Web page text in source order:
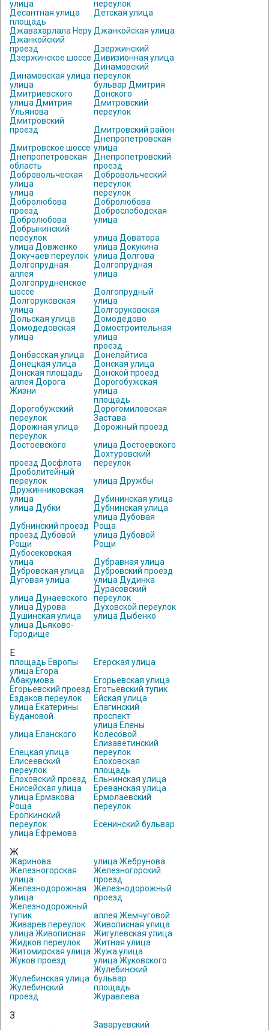
улица
переулок
Десантная улица
Детская улица
площадь
Джавахарлала Неру Джанкойская улица
Джанкойский
проезд
Дзержинский
Дзержинское шоссе Дивизионная улица
Динамовская улица
Динамовский
переулок
улица
Дмитриевского
бульвар Дмитрия
Донского
улица Дмитрия
Ульянова
Дмитровский
переулок
Дмитровский
проезд
Дмитровский район
Дмитровское шоссе
Днепропетровская
улица
Днепропетровская
область
Днепропетровский
проезд
Добровольческая
улица
Добровольческий
переулок
улица
Добролюбова
переулок
Добролюбова
проезд
Добролюбова
Доброслободская
улица
Добрынинский
переулок
улица Доватора
улица Довженко
улица Докукина
Докучаев переулок улица Долгова
Долгопрудная
аллея
Долгопрудная
улица
Долгопрудненское
шоссе
Долгопрудный
Долгоруковская
улица
улица
Долгоруковская
Дольская улица
Домодедово
Домодедовская
улица
Домостроительная
улица
Донбасская улица
проезд
Донелайтиса
Донецкая улица
Донская улица
Донская площадь
Донской проезд
аллея Дорога
Жизни
Дорогобужская
улица
Дорогобужский
переулок
площадь
Дорогомиловская
Застава
Дорожная улица
Дорожный проезд
переулок
Достоевского
улица Достоевского
проезд Досфлота
Дохтуровский
переулок
Дроболитейный
переулок
улица Дружбы
Дружинниковская
улица
Дубининская улица
улица Дубки
Дубнинская улица
Дубнинский проезд
улица Дубовая
Роща
проезд Дубовой
Рощи
улица Дубовой
Рощи
Дубосековская
улица
Дубравная улица
Дубровская улица
Дубровский проезд
Дуговая улица
улица Дудинка
улица Дунаевского
Дурасовский
переулок
улица Дурова
Духовской переулок
Душинская улица
улица Дыбенко
улица Дьяково-
Городище
Е
площадь Европы
Егерская улица
улица Егора
Абакумова
Егорьевская улица
Егорьевский проезд Еготьевский тупик
Ездаков переулок
Ейская улица
улица Екатерины
Будановой
Елагинский
проспект
улица Еланского
улица Елены
Колесовой
Елецкая улица
Елизаветинский
переулок
Елисеевский
переулок
Елоховская
площадь
Елоховский проезд
Ельнинская улица
Енисейская улица
Ереванская улица
улица Ермакова
Роща
Ермолаевский
переулок
Еропкинский
переулок
Есенинский бульвар
улица Ефремова
Ж
Жаринова
улица Жебрунова
Железногорская
улица
Железногорский
проезд
Железнодорожная
улица
Железнодорожный
проезд
Железнодорожный
тупик
аллея Жемчуговой
Живарев переулок
Живописная улица
улица Живописная
Жигулевская улица
Жидков переулок
Житная улица
Житомирская улица Жужа улица
Жуков проезд
улица Жуковского
Жулебинская улица
Жулебинский
бульвар
Жулебинский
проезд
площадь
Журавлева
З
Заваруевский